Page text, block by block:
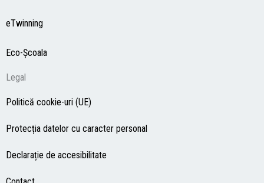
eTwinning
Eco-Şcoala
Legal
Politică cookie-uri (UE)
Protecția datelor cu caracter personal
Declarație de accesibilitate